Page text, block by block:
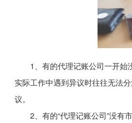
1、有的代理记账公司一开
实际工作中遇到异议时往往无法
议。
2、有的“代理记账公司”没有